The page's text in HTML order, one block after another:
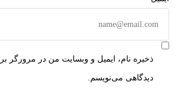
ذخیره نام، ایمیل و وبسایت من در مرورگر
دیدگاهی می‌نویسم.